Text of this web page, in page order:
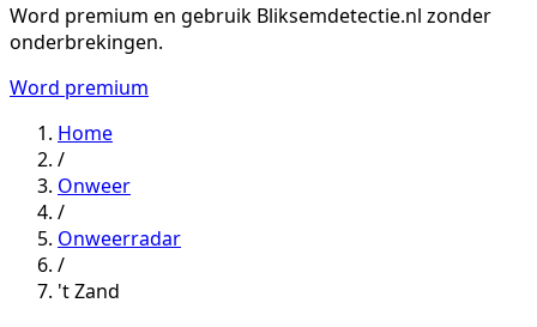
Word premium en gebruik Bliksemdetectie.nl zonder
onderbrekingen.
Word premium
Home
/
Onweer
/
Onweerradar
/
't Zand